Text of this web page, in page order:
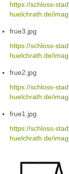
https://schloss-
huelchrath.de/
frue3.jpg
https://schloss-
huelchrath.de/
frue2.jpg
https://schloss-
huelchrath.de/
frue1.jpg
https://schloss-
huelchrath.de/